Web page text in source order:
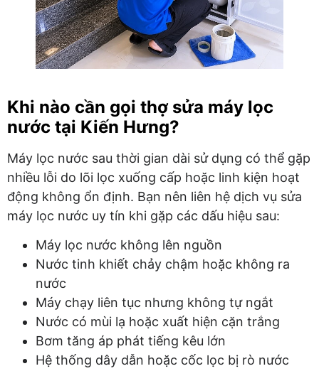
Khi nào cần gọi thợ sửa máy lọc
nước tại Kiến Hưng?
Máy lọc nước sau thời gian dài sử dụng có thể gặp
nhiều lỗi do lõi lọc xuống cấp hoặc linh kiện hoạt
động không ổn định. Bạn nên liên hệ dịch vụ sửa
máy lọc nước uy tín khi gặp các dấu hiệu sau:
Máy lọc nước không lên nguồn
Nước tinh khiết chảy chậm hoặc không ra
nước
Máy chạy liên tục nhưng không tự ngắt
Nước có mùi lạ hoặc xuất hiện cặn trắng
Bơm tăng áp phát tiếng kêu lớn
Hệ thống dây dẫn hoặc cốc lọc bị rò nước